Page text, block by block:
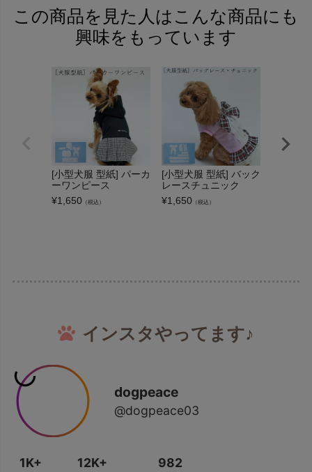
この商品を見た人はこんな商品にも
興味をもっています
[小型犬服 型紙] パーカ
ーワンピース
¥1,650 （税込）
[小型犬服 型紙] バック
レースチュニック
¥1,650 （税込）
インスタやってます♪